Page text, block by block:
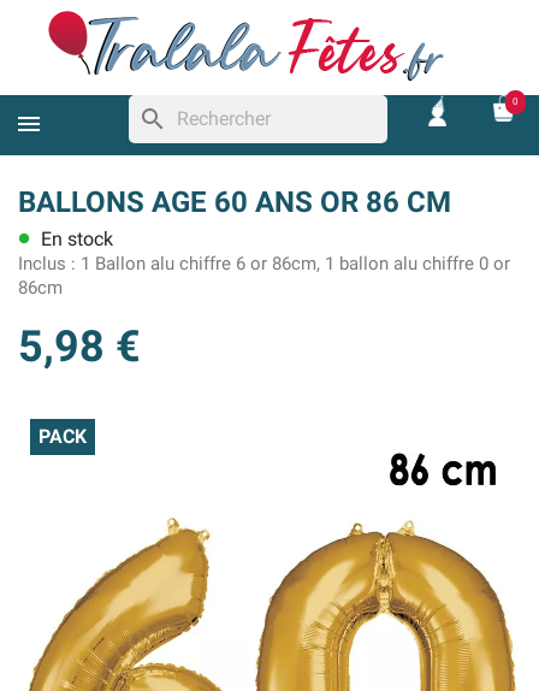
search
0
BALLONS AGE 60 ANS OR 86 CM
lens En stock
Inclus : 1 Ballon alu chiffre 6 or 86cm, 1 ballon alu chiffre 0 or
86cm
5,98 €
PACK